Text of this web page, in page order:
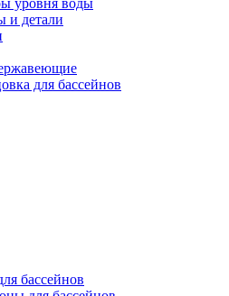
уровня воды
и детали
для бассейнов
бассейнов